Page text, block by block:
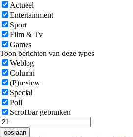
Actueel
Entertainment
Sport
Film & Tv
Games
Toon berichten van deze types
Weblog
Column
(P)review
Special
Poll
Scrollbar gebruiken
opslaan